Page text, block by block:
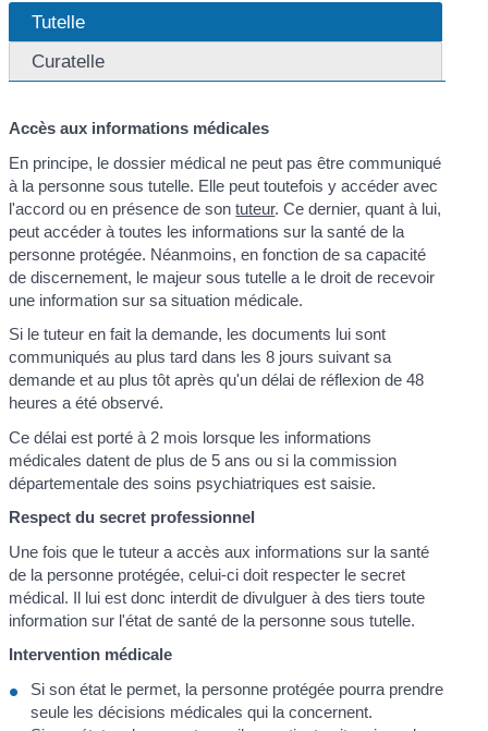
Tutelle
Curatelle
Accès aux informations médicales
En principe, le dossier médical ne peut pas être communiqué
à la personne sous tutelle. Elle peut toutefois y accéder avec
l'accord ou en présence de sontuteur. Ce dernier, quant à lui,
peut accéder à toutes les informations sur la santé de la
personne protégée. Néanmoins, en fonction de sa capacité
de discernement, le majeur sous tutelle a le droit de recevoir
une information sur sa situation médicale.
Si le tuteur en fait la demande, les documents lui sont
communiqués au plus tard dans les 8 jours suivant sa
demande et au plus tôt après qu'un délai de réflexion de 48
heures a été observé.
Ce délai est porté à 2 mois lorsque les informations
médicales datent de plus de 5 ans ou si la commission
départementale des soins psychiatriques est saisie.
Respect du secret professionnel
Une fois que le tuteur a accès aux informations sur la santé
de la personne protégée, celui-ci doit respecter le secret
médical. Il lui est donc interdit de divulguer à des tiers toute
information sur l'état de santé de la personne sous tutelle.
Intervention médicale
Si son état le permet, la personne protégée pourra prendre
seule les décisions médicales qui la concernent.